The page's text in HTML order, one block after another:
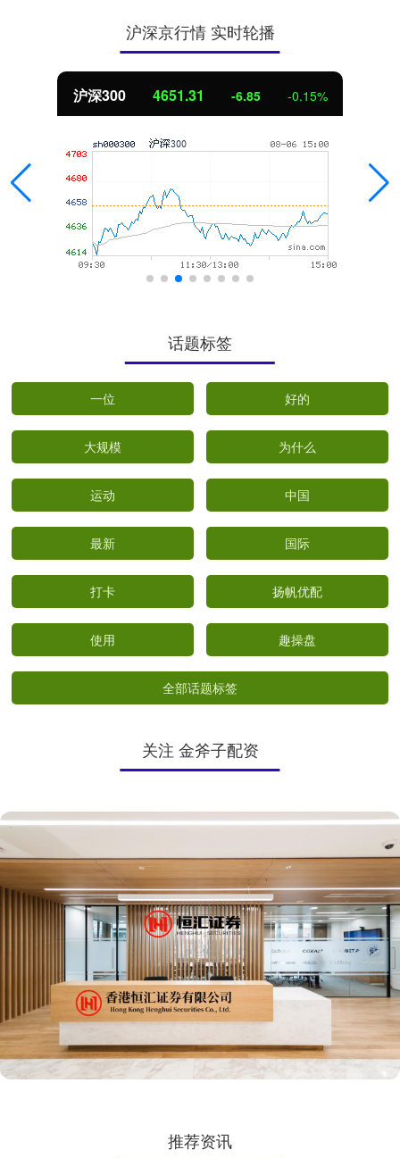
沪深京行情 实时轮播
-6.85 -0.15%
话题标签
一位 好的
大规模 为什么
运动 中国
最新 国际
打卡 扬帆优配
使用 趣操盘
全部话题标签
关注 金斧子配资
推荐资讯